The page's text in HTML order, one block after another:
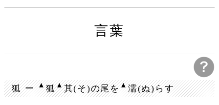
言葉
狐 ー▲狐▲其(そ)の尾を▲濡(ぬ)らす